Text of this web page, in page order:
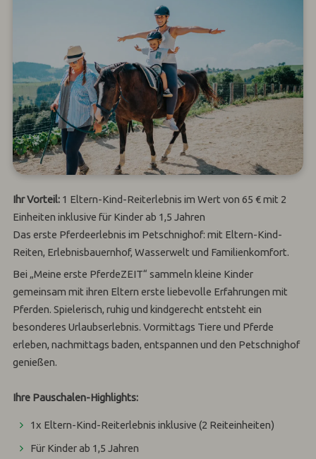
Ihr Vorteil: 1 Eltern-Kind-Reiterlebnis im Wert von 65 € mit 2
Einheiten inklusive für Kinder ab 1,5 Jahren
Das erste Pferdeerlebnis im Petschnighof: mit Eltern-Kind-
Reiten, Erlebnisbauernhof, Wasserwelt und Familienkomfort.
Bei „Meine erste PferdeZEIT“ sammeln kleine Kinder
gemeinsam mit ihren Eltern erste liebevolle Erfahrungen mit
Pferden. Spielerisch, ruhig und kindgerecht entsteht ein
besonderes Urlaubserlebnis. Vormittags Tiere und Pferde
erleben, nachmittags baden, entspannen und den Petschnighof
genießen.
Ihre Pauschalen-Highlights:
1x Eltern-Kind-Reiterlebnis inklusive (2 Reiteinheiten)
Für Kinder ab 1,5 Jahren